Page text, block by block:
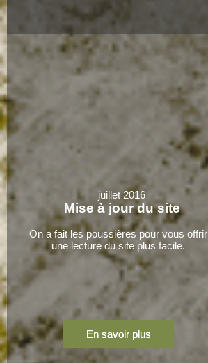
Mise à jour du site
On a fait les poussières pour vous offrir
une lecture du site plus facile.
En savoir plus
juillet 2016